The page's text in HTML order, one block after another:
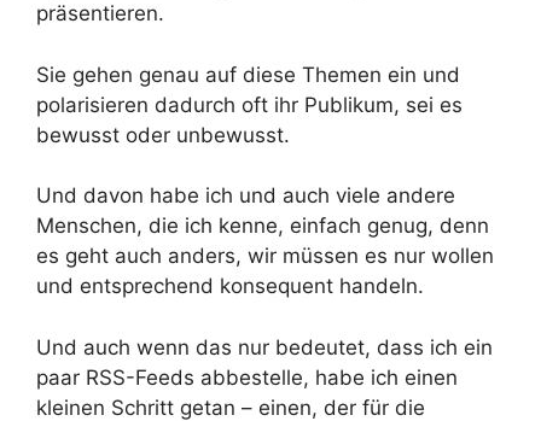
präsentieren.
Sie gehen genau auf diese Themen ein und
polarisieren dadurch oft ihr Publikum, sei es
bewusst oder unbewusst.
Und davon habe ich und auch viele andere
Menschen, die ich kenne, einfach genug, denn
es geht auch anders, wir müssen es nur wollen
und entsprechend konsequent handeln.
Und auch wenn das nur bedeutet, dass ich ein
paar RSS-Feeds abbestelle, habe ich einen
kleinen Schritt getan – einen, der für die